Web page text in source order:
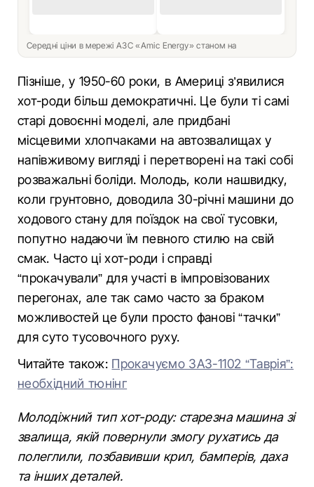
Середні ціни в мережі АЗС «Amic Energy» станом на
Пізніше, у 1950-60 роки, в Америці з’явилися
хот-роди більш демократичні. Це були ті самі
старі довоєнні моделі, але придбані
місцевими хлопчаками на автозвалищах у
напівживому вигляді і перетворені на такі собі
розважальні боліди. Молодь, коли нашвидку,
коли грунтовно, доводила 30-річні машини до
ходового стану для поїздок на свої тусовки,
попутно надаючи їм певного стилю на свій
смак. Часто ці хот-роди і справді
“прокачували” для участі в імпровізованих
перегонах, але так само часто за браком
можливостей це були просто фанові “тачки”
для суто тусовочного руху.
Читайте також: Прокачуємо ЗАЗ-1102 “Таврія”:
необхідний тюнінг
Молодіжний тип хот-роду: старезна машина зі
звалища, якій повернули змогу рухатись да
полеглили, позбавивши крил, бамперів, даха
та інших деталей.